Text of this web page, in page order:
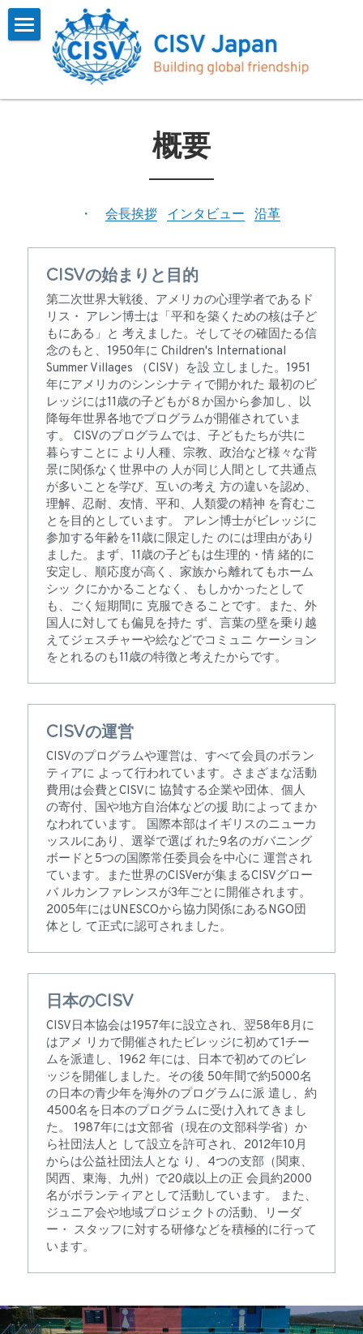
Home
インタビュー
沿革
参加報告
よくある質問
参加するには
お問い合わせ
会員用
お知らせ
フォーム
アーカイブス
公開情報
検索
概要
・ 会長挨拶 インタビュー 沿革
CISVの始まりと目的
第二次世界大戦後、アメリカの心理学者であるド
リス・ アレン博士は「平和を築くための核は子ど
もにある」と 考えました。そしてその確固たる信
念のもと、1950年に Children's International
Summer Villages （CISV）を設 立しました。1951
年にアメリカのシンシナティで開かれた 最初のビ
レッジには11歳の子どもが８か国から参加し、以
降毎年世界各地でプログラムが開催されていま
す。 CISVのプログラムでは、子どもたちが共に
暮らすことに より人種、宗教、政治など様々な背
景に関係なく世界中の 人が同じ人間として共通点
が多いことを学び、互いの考え 方の違いを認め、
理解、忍耐、友情、平和、人類愛の精神 を育むこ
とを目的としています。 アレン博士がビレッジに
参加する年齢を11歳に限定した のには理由があり
ました。まず、11歳の子どもは生理的・情 緒的に
安定し、順応度が高く、家族から離れてもホーム
シッ クにかかることなく、もしかかったとして
も、ごく短期間に 克服できることです。また、外
国人に対しても偏見を持た ず、言葉の壁を乗り越
えてジェスチャーや絵などでコミュニ ケーション
をとれるのも11歳の特徴と考えたからです。
CISVの運営
CISVのプログラムや運営は、すべて会員のボラン
ティアに よって行われています。さまざまな活動
費用は会費とCISVに 協賛する企業や団体、個人
の寄付、国や地方自治体などの援 助によってまか
なわれています。 国際本部はイギリスのニューカ
ッスルにあり、選挙で選ば れた9名のガバニング
ボードと5つの国際常任委員会を中心に 運営され
ています。また世界のCISVerが集まるCISVグロー
バ ルカンファレンスが3年ごとに開催されます。
2005年にはUNESCOから協力関係にあるNGO団
体とし て正式に認可されました。
日本のCISV
CISV日本協会は1957年に設立され、翌58年8月に
はアメ リカで開催されたビレッジに初めて1チー
ムを派遣し、1962 年には、日本で初めてのビレ
ッジを開催しました。その後 50年間で約5000名
の日本の青少年を海外のプログラムに派 遣し、約
4500名を日本のプログラムに受け入れてきまし
た。 1987年には文部省（現在の文部科学省）か
ら社団法人と して設立を許可され、2012年10月
からは公益社団法人とな り、4つの支部（関東、
関西、東海、九州）で20歳以上の正 会員約2000
名がボランティアとして活動しています。 また、
ジュニア会や地域プロジェクトの活動、リーダ
ー・ スタッフに対する研修などを積極的に行って
います。
ブログカテゴリー
すべてのカテゴリ